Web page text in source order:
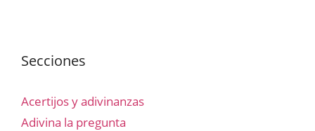
Secciones
Acertijos y adivinanzas
Adivina la pregunta